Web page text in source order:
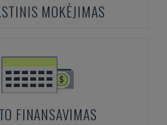
MOKĖJIMAS
FINANSAVIMAS